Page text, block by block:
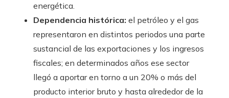
energética.
Dependencia histórica: el petróleo y el gas
representaron en distintos periodos una parte
sustancial de las exportaciones y los ingresos
fiscales; en determinados años ese sector
llegó a aportar en torno a un 20% o más del
producto interior bruto y hasta alrededor de la